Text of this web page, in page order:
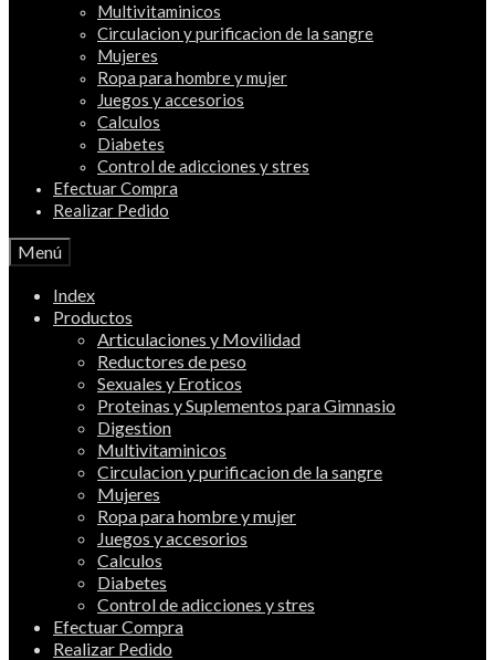
Multivitaminicos
Circulacion y purificacion de la sangre
Mujeres
Ropa para hombre y mujer
Juegos y accesorios
Calculos
Diabetes
Control de adicciones y stres
Efectuar Compra
Realizar Pedido
Menú
Index
Productos
Articulaciones y Movilidad
Reductores de peso
Sexuales y Eroticos
Proteinas y Suplementos para Gimnasio
Digestion
Multivitaminicos
Circulacion y purificacion de la sangre
Mujeres
Ropa para hombre y mujer
Juegos y accesorios
Calculos
Diabetes
Control de adicciones y stres
Efectuar Compra
Realizar Pedido